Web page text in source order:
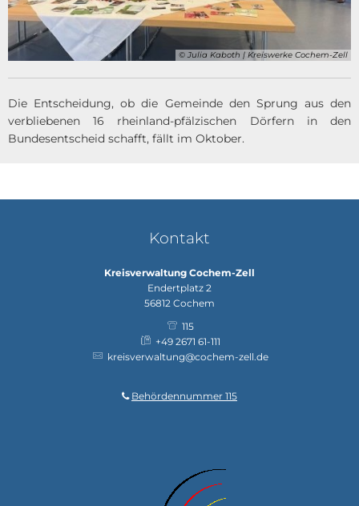
© Julia Kaboth | Kreiswerke Cochem-Zell
Die Entscheidung, ob die Gemeinde den Sprung aus den
verbliebenen 16 rheinland-pfälzischen Dörfern in den
Bundesentscheid schafft, fällt im Oktober.
Kontakt
Kreisverwaltung Cochem-Zell
Endertplatz 2
56812 Cochem
115
+49 2671 61-111
kreisverwaltung@cochem-zell.de
Behördennummer 115